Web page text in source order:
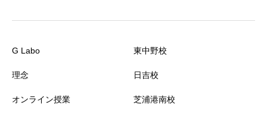
G Labo
理念
オンライン授業
東中野校
日吉校
芝浦港南校